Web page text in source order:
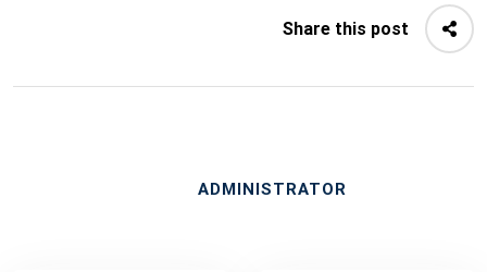
Share this post
ADMINISTRATOR